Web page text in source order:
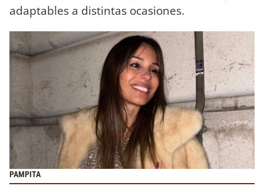
adaptables a distintas ocasiones.
PAMPITA